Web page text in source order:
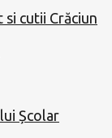
si cutii Crăciun
Școlar